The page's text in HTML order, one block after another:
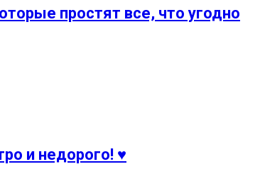
простят все, что угодно
и недорого! ♥